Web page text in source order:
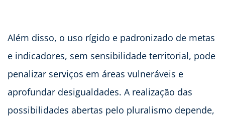
Além disso, o uso rígido e padronizado de metas
e indicadores, sem sensibilidade territorial, pode
penalizar serviços em áreas vulneráveis e
aprofundar desigualdades. A realização das
possibilidades abertas pelo pluralismo depende,